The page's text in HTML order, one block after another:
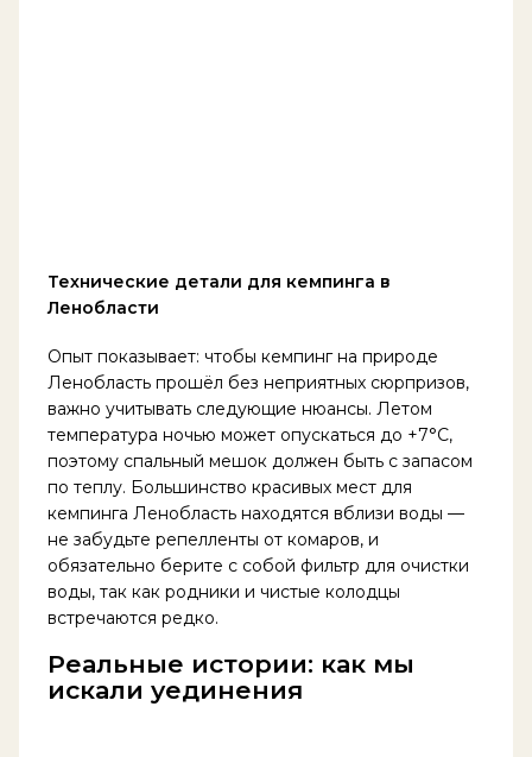
Технические детали для кемпинга в
Ленобласти
Опыт показывает: чтобы кемпинг на природе
Ленобласть прошёл без неприятных сюрпризов,
важно учитывать следующие нюансы. Летом
температура ночью может опускаться до +7°C,
поэтому спальный мешок должен быть с запасом
по теплу. Большинство красивых мест для
кемпинга Ленобласть находятся вблизи воды —
не забудьте репелленты от комаров, и
обязательно берите с собой фильтр для очистки
воды, так как родники и чистые колодцы
встречаются редко.
Реальные истории: как мы
искали уединения